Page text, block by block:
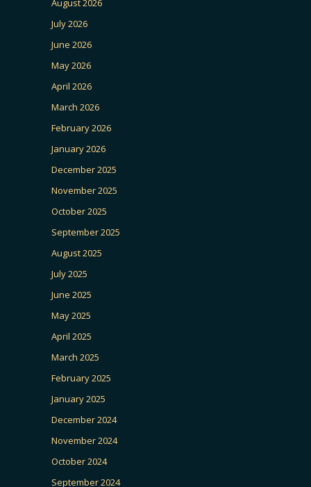
August 2026
July 2026
June 2026
May 2026
April 2026
March 2026
February 2026
January 2026
December 2025
November 2025
October 2025
September 2025
August 2025
July 2025
June 2025
May 2025
April 2025
March 2025
February 2025
January 2025
December 2024
November 2024
October 2024
September 2024